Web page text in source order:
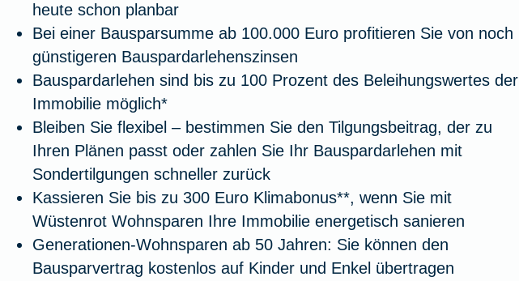
heute schon planbar
Bei einer Bausparsumme ab 100.000 Euro profitieren Sie von noch
günstigeren Bauspardarlehenszinsen
Bauspardarlehen sind bis zu 100 Prozent des Beleihungswertes der
Immobilie möglich*
Bleiben Sie flexibel – bestimmen Sie den Tilgungsbeitrag, der zu
Ihren Plänen passt oder zahlen Sie Ihr Bauspardarlehen mit
Sondertilgungen schneller zurück
Kassieren Sie bis zu 300 Euro Klimabonus**, wenn Sie mit
Wüstenrot Wohnsparen Ihre Immobilie energetisch sanieren
Generationen-Wohnsparen ab 50 Jahren: Sie können den
Bausparvertrag kostenlos auf Kinder und Enkel übertragen